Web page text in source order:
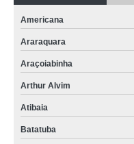
Americana
Araraquara
Araçoiabinha
Arthur Alvim
Atibaia
Batatuba